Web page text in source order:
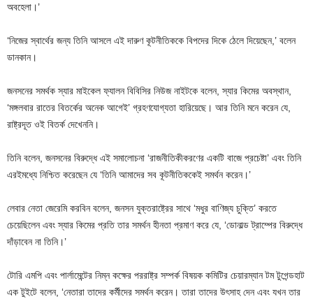
অবহেলা।’
‘নিজের স্বার্থের জন্য তিনি আসলে এই দারুণ কূটনীতিককে বিপদের দিকে ঠেলে দিয়েছেন,’ বলেন
ডানকান।
জনসনের সমর্থক স্যার মাইকেল ফ্যালন বিবিসির নিউজ নাইটকে বলেন, স্যার কিমের অবস্থান,
‘মঙ্গলবার রাতের বিতর্কের অনেক আগেই’ গ্রহণযোগ্যতা হারিয়েছে। আর তিনি মনে করেন যে,
রাষ্ট্রদূত ওই বিতর্ক দেখেননি।
তিনি বলেন, জনসনের বিরুদ্ধে এই সমালোচনা ‘রাজনীতিকীকরণের একটি বাজে প্রচেষ্টা’ এবং তিনি
এরইমধ্যে নিশ্চিত করেছেন যে ‘তিনি আমাদের সব কূটনীতিককেই সমর্থন করেন।’
লেবার নেতা জেরেমি করবিন বলেন, জনসন যুক্তরাষ্ট্রের সাথে ‘মধুর বাণিজ্য চুক্তি’ করতে
চেয়েছিলেন এবং স্যার কিমের প্রতি তার সমর্থন হীনতা প্রমাণ করে যে, ‘ডোনাল্ড ট্রাম্পের বিরুদ্ধে
দাঁড়াবেন না তিনি।’
টোরি এমপি এবং পার্লামেন্টের নিম্ন কক্ষের পররাষ্ট্র সম্পর্ক বিষয়ক কমিটির চেয়ারম্যান টম টুগেন্ডহাট
এক টুইটে বলেন, ‘নেতারা তাদের কর্মীদের সমর্থন করেন। তারা তাদের উৎসাহ দেন এবং যখন তার